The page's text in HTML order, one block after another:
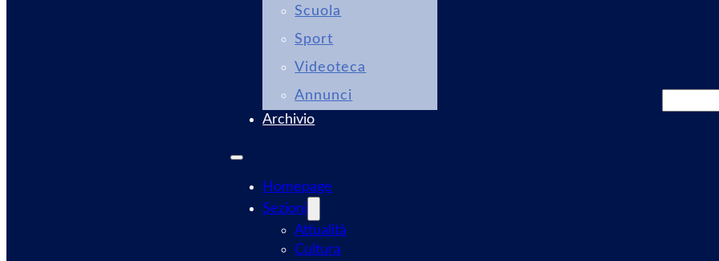
Scuola
Sport
Videoteca
Annunci
Archivio
Homepage
Sezioni
Attualità
Cultura